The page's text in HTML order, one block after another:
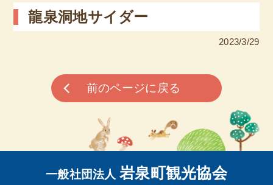
龍泉洞地サイダー
2023/3/29
前のページに戻る
一般社団法人 岩泉町観光協会